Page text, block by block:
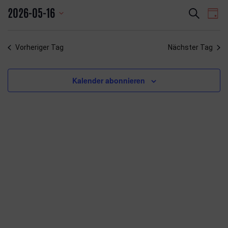
Suche
Ansichten,
Suche
Tag
2026-05-16
Vorheriger Tag Nächster Tag
Kalender abonnieren